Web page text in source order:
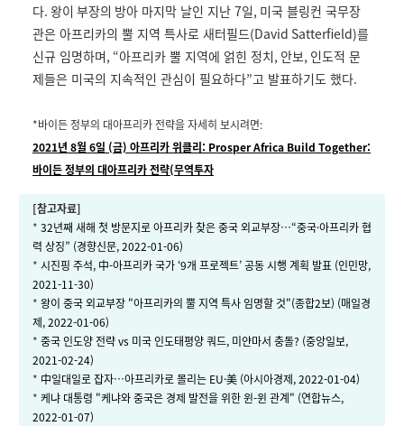
다. 왕이 부장의 방아 마지막 날인 지난 7일, 미국 블링컨 국무장
관은 아프리카의 뿔 지역 특사로 새터필드(David Satterfield)를
신규 임명하며, “아프리카 뿔 지역에 얽힌 정치, 안보, 인도적 문
제들은 미국의 지속적인 관심이 필요하다”고 발표하기도 했다.
*바이든 정부의 대아프리카 전략을 자세히 보시려면:
2021년 8월 6일 (금) 아프리카 위클리: Prosper Africa Build Together:
바이든 정부의 대아프리카 전략(무역투자
[참고자료]
* 32년째 새해 첫 방문지로 아프리카 찾은 중국 외교부장…“중국·아프리카 협
력 상징” (경향신문, 2022-01-06)
* 시진핑 주석, 中-아프리카 국가 ‘9개 프로젝트’ 공동 시행 계획 발표 (인민망,
2021-11-30)
* 왕이 중국 외교부장 "아프리카의 뿔 지역 특사 임명할 것"(종합2보) (매일경
제, 2022-01-06)
* 중국 인도양 전략 vs 미국 인도태평양 쿼드, 미얀마서 충돌? (중앙일보,
2021-02-24)
* 中일대일로 잡자…아프리카로 몰리는 EU·美 (아시아경제, 2022-01-04)
* 케냐 대통령 "케냐와 중국은 경제 발전을 위한 윈-윈 관계" (연합뉴스,
2022-01-07)